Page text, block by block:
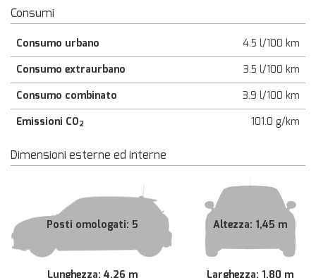
Consumi
Consumo urbano
4.5 l/100 km
Consumo extraurbano
3.5 l/100 km
Consumo combinato
3.9 l/100 km
Emissioni CO2 101.0 g/km
Dimensioni esterne ed interne
Posti omologati: 5
Lunghezza: 4,26 m
Altezza: 1,45 m
Larghezza: 1,80 m